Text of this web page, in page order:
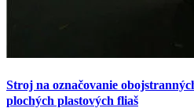
Stroj na označovanie
plochých plastových fliaš